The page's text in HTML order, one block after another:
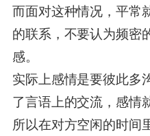
而面对这种情况，平常
的联系，不要认为频密
感。
实际上感情是要彼此多
了言语上的交流，感情
所以在对方空闲的时间